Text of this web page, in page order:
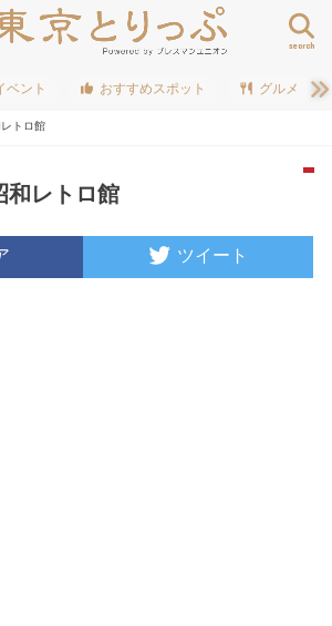
search
ベント おすすめスポット グルメ
トロ館
和レトロ館
ツイート